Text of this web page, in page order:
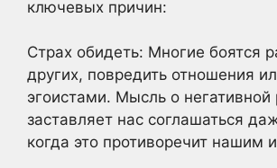
ключевых причин:
Страх обидеть: Многие боятся
других, повредить отношения
эгоистами. Мысль о негативной
заставляет нас соглашаться
когда это противоречит нашим